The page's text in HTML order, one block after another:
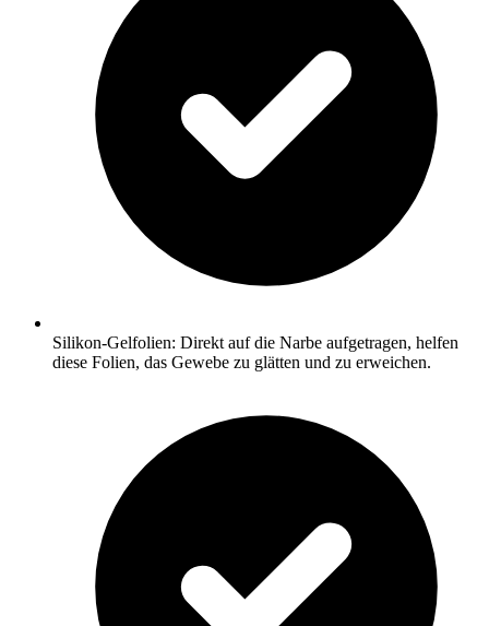
Silikon-Gelfolien: Direkt auf die Narbe aufgetragen, helfen
diese Folien, das Gewebe zu glätten und zu erweichen.